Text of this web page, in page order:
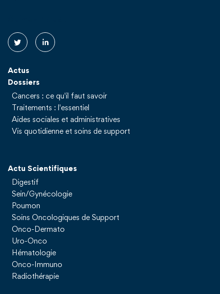
Actus
Dossiers
Cancers : ce qu'il faut savoir
Traitements : l'essentiel
Aides sociales et administratives
Vis quotidienne et soins de support
Actu Scientifiques
Digestif
Sein/Gynécologie
Poumon
Soins Oncologiques de Support
Onco-Dermato
Uro-Onco
Hématologie
Onco-Immuno
Radiothérapie